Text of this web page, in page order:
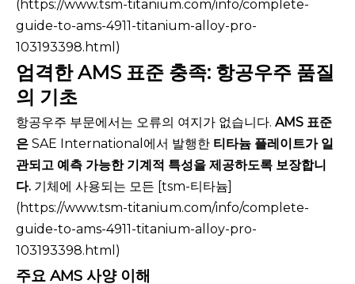
(https://www.tsm-titanium.com/info/complete-
guide-to-ams-4911-titanium-alloy-pro-
103193398.html)
엄격한 AMS 표준 충족: 항공우주 품질
의 기초
항공우주 부문에서는 오류의 여지가 없습니다. AMS 표준
은 SAE International에서 발행한 티타늄 플레이트가 일
관되고 예측 가능한 기계적 특성을 제공하도록 보장합니
다. 기체에 사용되는 모든 [tsm-티타늄]
(https://www.tsm-titanium.com/info/complete-
guide-to-ams-4911-titanium-alloy-pro-
103193398.html)
주요 AMS 사양 이해